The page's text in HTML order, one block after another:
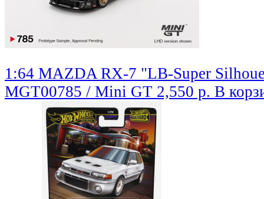
1:64 MAZDA RX-7 "LB-Super
MGT00785 / Mini GT 2,550 р. В